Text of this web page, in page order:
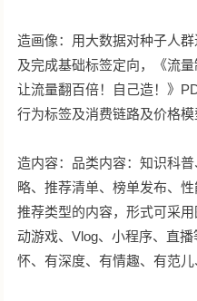
造画像：用大数据对种子人
及完成基础标签定向，《流
让流量翻百倍！自己造！》
行为标签及消费链路及价格模
造内容：品类内容：知识科
略、推荐清单、榜单发布、
推荐类型的内容，形式可采
动游戏、Vlog、小程序、直
怀、有深度、有情趣、有范儿